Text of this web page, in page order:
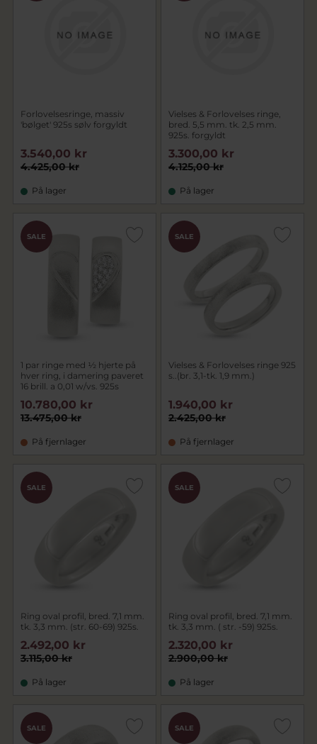
Forlovelsesringe, massiv
'bølget' 925s sølv forgyldt
4.425,00 kr
3.540,00 kr
På lager
Vielses & Forlovelses ringe,
bred. 5,5 mm. tk. 2,5 mm.
925s. forgyldt
4.125,00 kr
3.300,00 kr
På lager
SALE
1 par ringe med ½ hjerte på
hver ring, i damering paveret
16 brill. a 0,01 w/vs. 925s
13.475,00 kr
10.780,00 kr
På fjernlager
SALE
Vielses & Forlovelses ringe 925
s..(br. 3,1-tk. 1,9 mm.)
2.425,00 kr
1.940,00 kr
På fjernlager
SALE
Ring oval profil, bred. 7,1 mm.
tk. 3,3 mm. (str. 60-69) 925s.
3.115,00 kr
2.492,00 kr
På lager
SALE
Ring oval profil, bred. 7,1 mm.
tk. 3,3 mm. ( str. -59) 925s.
2.900,00 kr
2.320,00 kr
På lager
SALE SALE